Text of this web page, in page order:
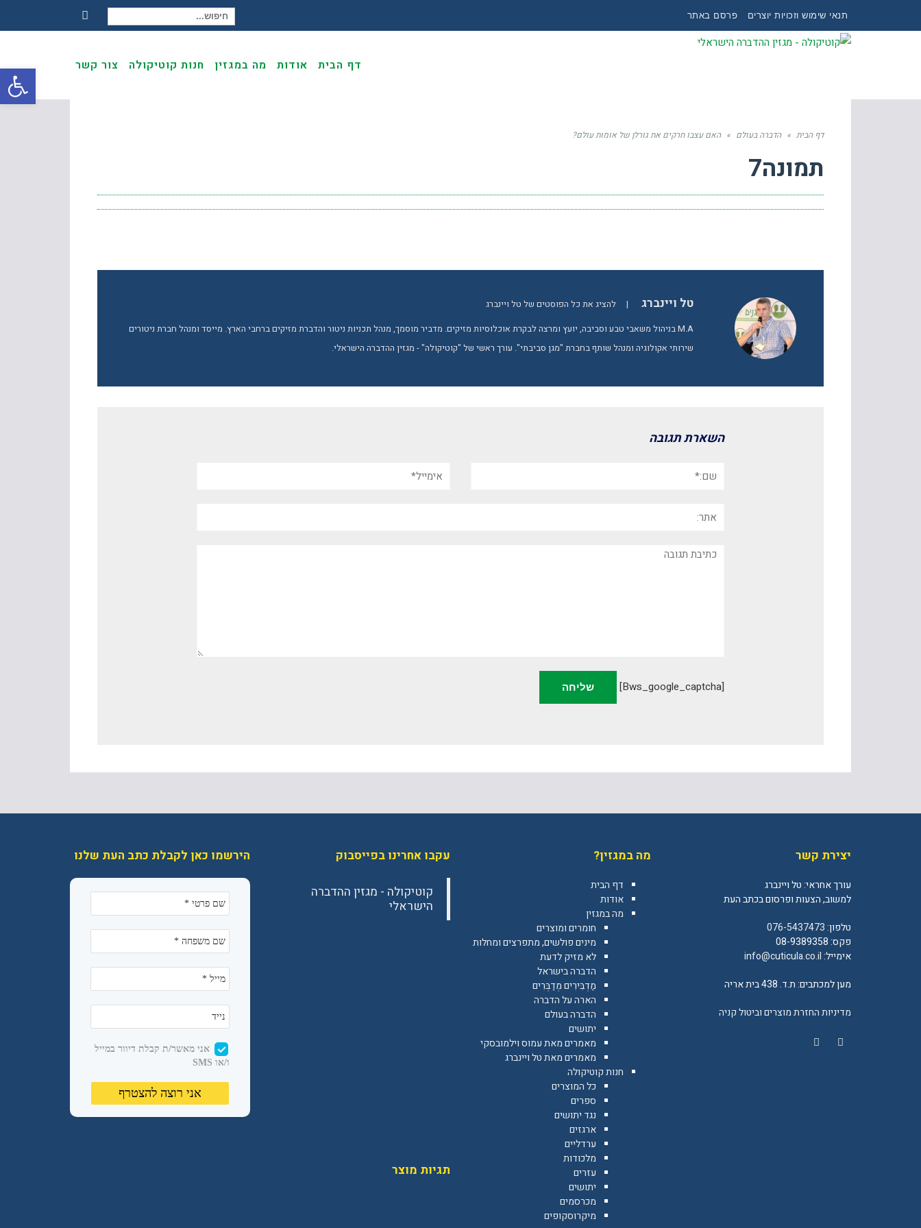
תנאי שימוש וזכויות יוצרים פרסם באתר
חיפוש עבור:
Facebook
דף הבית אודות מה במגזין חנות קוטיקולה צור קשר
דף הבית » הדברה בעולם » האם עצבו חרקים את גורלן של אומות עולם?
תמונה7
טל ויינברג |
להציג את כל הפוסטים של טל ויינברג
M.A בניהול משאבי טבע וסביבה, יועץ ומרצה לבקרת אוכלוסיות מזיקים. מדביר מוסמך, מנהל תכניות ניטור והדברת מזיקים ברחבי הארץ. מייסד ומנהל חברת ניטורים
שירותי אקולוגיה ומנהל שותף בחברת "מגן סביבתי". עורך ראשי של "קוטיקולה" - מגזין ההדברה הישראלי.
השארת תגובה
תגובה
[bws_google_captcha]
יצירת קשר
עורך אחראי: טל ויינברג
למשוב, הצעות ופרסום בכתב העת
טלפון:076-5437473
פקס: 08-9389358
אימייל:info@cuticula.co.il
מען למכתבים: ת.ד. 438 בית אריה
מדיניות החזרת מוצרים וביטול קניה
מה במגזין?
דף הבית
אודות
מה במגזין
חומרים ומוצרים
מינים פולשים, מתפרצים ומחלות
לא מזיק לדעת
הדברה בישראל
מַדְבִּירִים מְדַבְּרִים
הארה על הדברה
הדברה בעולם
יתושים
מאמרים מאת עמוס וילמובסקי
מאמרים מאת טל ויינברג
חנות קוטיקולה
כל המוצרים
ספרים
נגד יתושים
ארגזים
ערדליים
מלכודות
עזרים
יתושים
מכרסמים
מיקרוסקופים
עקבו אחרינו בפייסבוק
‎קוטיקולה - מגזין ההדברה
הישראלי‎
הירשמו כאן לקבלת כתב העת שלנו
תגיות מוצר